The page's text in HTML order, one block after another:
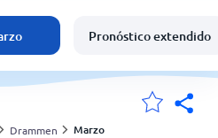
Pronóstico extendido
Drammen Marzo